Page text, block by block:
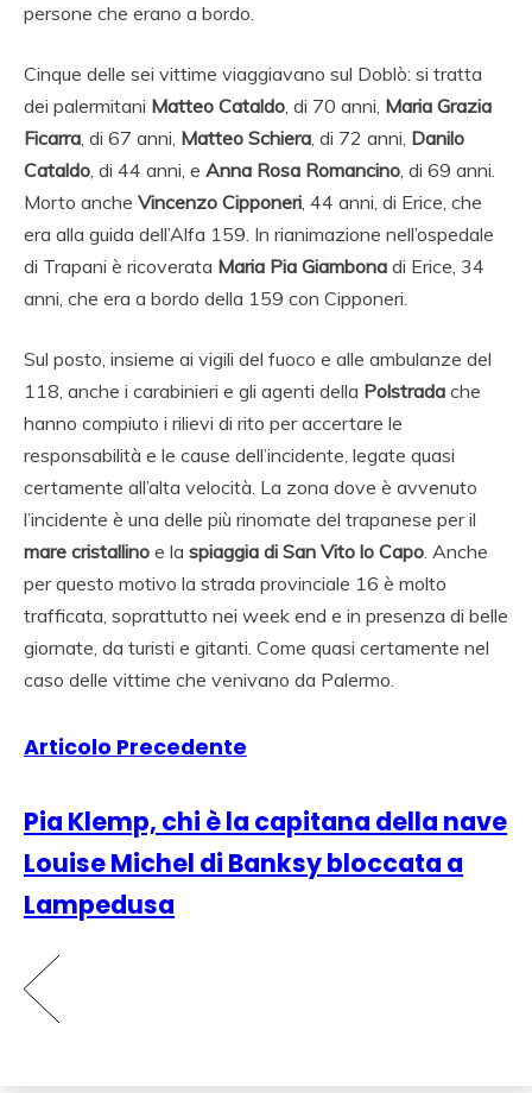
persone che erano a bordo.
Cinque delle sei vittime viaggiavano sul Doblò: si tratta
dei palermitani Matteo Cataldo, di 70 anni, Maria Grazia
Ficarra, di 67 anni, Matteo Schiera, di 72 anni, Danilo
Cataldo, di 44 anni, e Anna Rosa Romancino, di 69 anni.
Morto anche Vincenzo Cipponeri, 44 anni, di Erice, che
era alla guida dell’Alfa 159. In rianimazione nell’ospedale
di Trapani è ricoverata Maria Pia Giambona di Erice, 34
anni, che era a bordo della 159 con Cipponeri.
Sul posto, insieme ai vigili del fuoco e alle ambulanze del
118, anche i carabinieri e gli agenti della Polstrada che
hanno compiuto i rilievi di rito per accertare le
responsabilità e le cause dell’incidente, legate quasi
certamente all’alta velocità. La zona dove è avvenuto
l’incidente è una delle più rinomate del trapanese per il
mare cristallino e la spiaggia di San Vito lo Capo. Anche
per questo motivo la strada provinciale 16 è molto
trafficata, soprattutto nei week end e in presenza di belle
giornate, da turisti e gitanti. Come quasi certamente nel
caso delle vittime che venivano da Palermo.
Articolo Precedente
Pia Klemp, chi è la capitana della nave
Louise Michel di Banksy bloccata a
Lampedusa